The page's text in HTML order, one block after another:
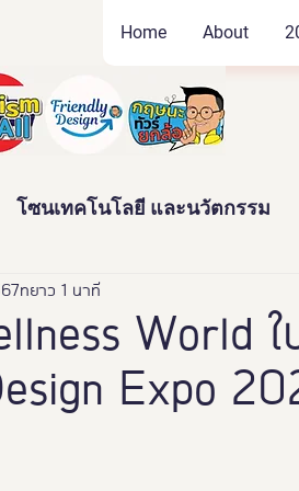
Home About
โซนเทคโนโลยี และนวัตกรรม
รรม และสินค้าชุมชน
News Thailand Friendly
World ใ
Expo
ยาว 1 นาที